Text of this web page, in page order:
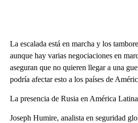
La escalada está en marcha y los
aunque hay varias negociaciones en
aseguran que no quieren llegar a una
podría afectar esto a los países de
La presencia de Rusia en América Latina
Joseph Humire, analista en seguridad